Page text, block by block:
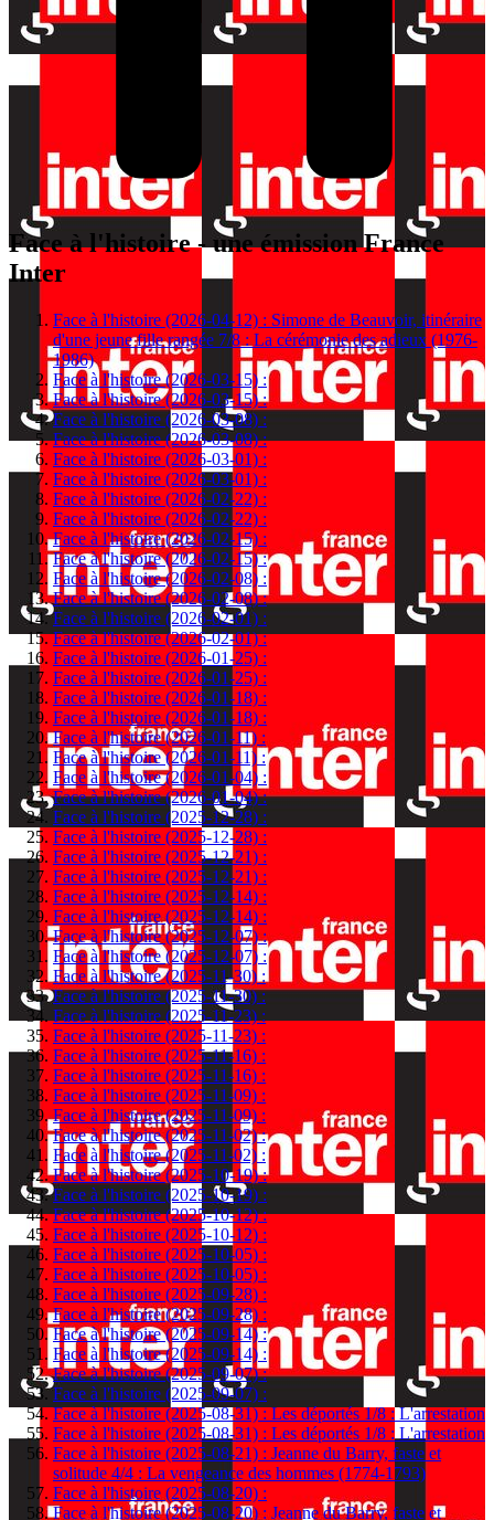
Face à l'histoire - une émission France
Inter
Face à l'histoire (2026-04-12) : Simone de Beauvoir, itinéraire
d'une jeune fille rangée 7/8 : La cérémonie des adieux (1976-
1986)
Face à l'histoire (2026-03-15) :
Face à l'histoire (2026-03-15) :
Face à l'histoire (2026-03-08) :
Face à l'histoire (2026-03-08) :
Face à l'histoire (2026-03-01) :
Face à l'histoire (2026-03-01) :
Face à l'histoire (2026-02-22) :
Face à l'histoire (2026-02-22) :
Face à l'histoire (2026-02-15) :
Face à l'histoire (2026-02-15) :
Face à l'histoire (2026-02-08) :
Face à l'histoire (2026-02-08) :
Face à l'histoire (2026-02-01) :
Face à l'histoire (2026-02-01) :
Face à l'histoire (2026-01-25) :
Face à l'histoire (2026-01-25) :
Face à l'histoire (2026-01-18) :
Face à l'histoire (2026-01-18) :
Face à l'histoire (2026-01-11) :
Face à l'histoire (2026-01-11) :
Face à l'histoire (2026-01-04) :
Face à l'histoire (2026-01-04) :
Face à l'histoire (2025-12-28) :
Face à l'histoire (2025-12-28) :
Face à l'histoire (2025-12-21) :
Face à l'histoire (2025-12-21) :
Face à l'histoire (2025-12-14) :
Face à l'histoire (2025-12-14) :
Face à l'histoire (2025-12-07) :
Face à l'histoire (2025-12-07) :
Face à l'histoire (2025-11-30) :
Face à l'histoire (2025-11-30) :
Face à l'histoire (2025-11-23) :
Face à l'histoire (2025-11-23) :
Face à l'histoire (2025-11-16) :
Face à l'histoire (2025-11-16) :
Face à l'histoire (2025-11-09) :
Face à l'histoire (2025-11-09) :
Face à l'histoire (2025-11-02) :
Face à l'histoire (2025-11-02) :
Face à l'histoire (2025-10-19) :
Face à l'histoire (2025-10-19) :
Face à l'histoire (2025-10-12) :
Face à l'histoire (2025-10-12) :
Face à l'histoire (2025-10-05) :
Face à l'histoire (2025-10-05) :
Face à l'histoire (2025-09-28) :
Face à l'histoire (2025-09-28) :
Face à l'histoire (2025-09-14) :
Face à l'histoire (2025-09-14) :
Face à l'histoire (2025-09-07) :
Face à l'histoire (2025-09-07) :
Face à l'histoire (2025-08-31) : Les déportés 1/8 : L'arrestation
Face à l'histoire (2025-08-31) : Les déportés 1/8 : L'arrestation
Face à l'histoire (2025-08-21) : Jeanne du Barry, faste et
solitude 4/4 : La vengeance des hommes (1774-1793)
Face à l'histoire (2025-08-20) :
Face à l'histoire (2025-08-20) : Jeanne du Barry, faste et